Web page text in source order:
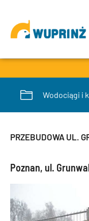
Wodociągi i
PRZEBUDOWA UL.
Poznan, ul.